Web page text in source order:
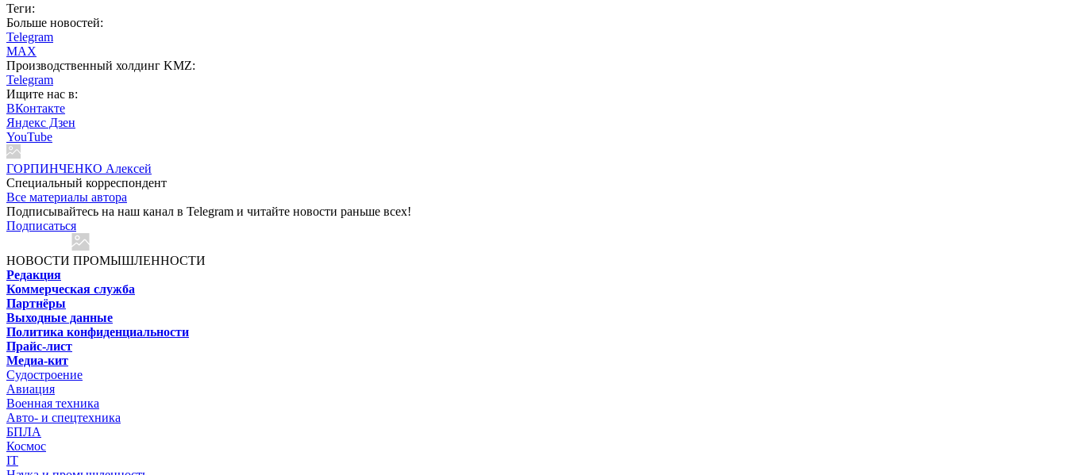
Теги:
Больше новостей:
Telegram
MAX
Производственный холдинг KMZ:
Telegram
Ищите нас в:
ВКонтакте
Яндекс Дзен
YouTube
ГОРПИНЧЕНКО Алексей
Cпециальный корреспондент
Все материалы автора
Подписывайтесь на наш канал в Telegram и читайте новости раньше всех!
Подписаться
НОВОСТИ ПРОМЫШЛЕННОСТИ
Редакция
Коммерческая служба
Партнёры
Выходные данные
Политика конфиденциальности
Прайс-лист
Медиа-кит
Судостроение
Авиация
Военная техника
Авто- и спецтехника
БПЛА
Космос
IT